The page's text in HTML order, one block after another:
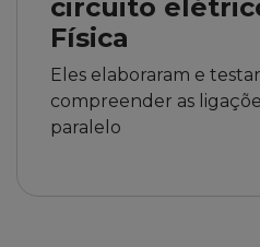
circuito
Física
Eles elaboraram e
compreender as
paralelo